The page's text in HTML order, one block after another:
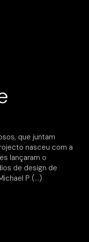
que juntam
nasceu com a
lançaram o
de design de
P